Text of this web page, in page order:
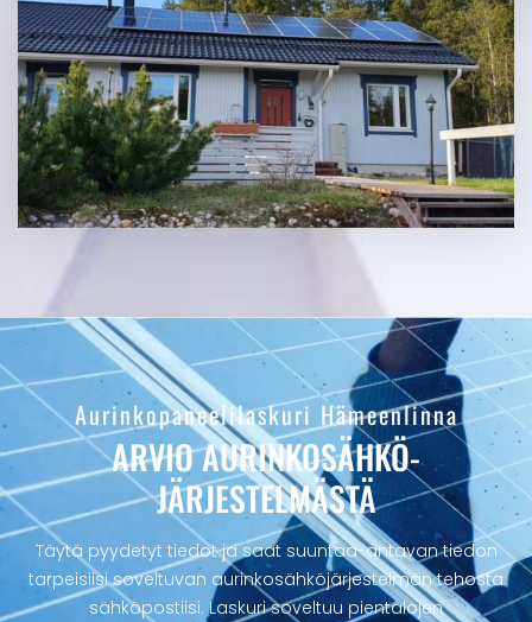
Aurinkopaneelilaskuri Hämeenlinna
ARVIO AURINKOSÄHKÖ­
JÄRJESTELMÄSTÄ
Täytä pyydetyt tiedot ja saat suuntaa-antavan tiedon
tarpeisiisi soveltuvan aurinkosähköjärjestelmän tehosta
sähköpostiisi. Laskuri soveltuu pientalojen